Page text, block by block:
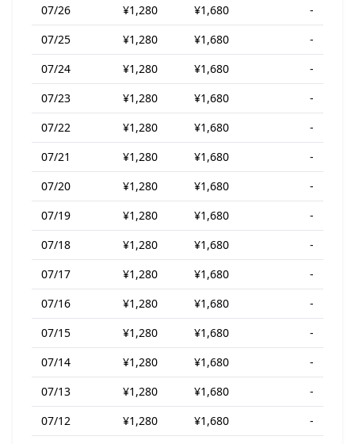
07/26 ¥1,280 ¥1,680
-
07/25
¥1,280 ¥1,680
-
07/24
¥1,280 ¥1,680
-
07/23
¥1,280 ¥1,680
-
07/22
¥1,280 ¥1,680
-
07/21
¥1,280 ¥1,680
-
07/20
¥1,280 ¥1,680
-
07/19
¥1,280 ¥1,680
-
07/18
¥1,280 ¥1,680
-
07/17
¥1,280 ¥1,680
-
07/16
¥1,280 ¥1,680
-
07/15
¥1,280 ¥1,680
-
07/14
¥1,280 ¥1,680
-
07/13
¥1,280 ¥1,680
-
07/12
¥1,280 ¥1,680
-